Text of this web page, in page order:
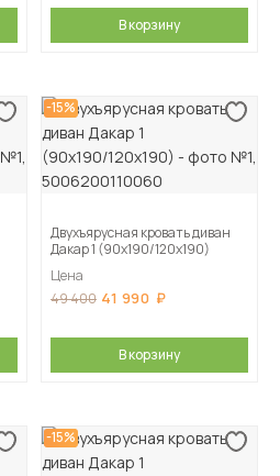
В корзину
-15%
Двухъярусная кровать диван
Дакар 1 (90х190/120х190)
Цена
49 400 41 990
В корзину
-15%